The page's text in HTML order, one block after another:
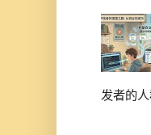
发者的